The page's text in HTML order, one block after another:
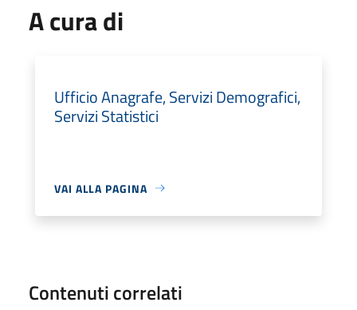
A cura di
Ufficio Anagrafe, Servizi Demografici,
Servizi Statistici
VAI ALLA PAGINA
Contenuti correlati